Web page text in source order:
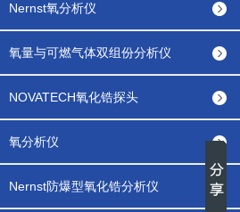
Nernst氧分析仪
氧量与可燃气体双组份分析仪
NOVATECH氧化锆探头
氧分析仪
Nernst防爆型氧化锆分析仪